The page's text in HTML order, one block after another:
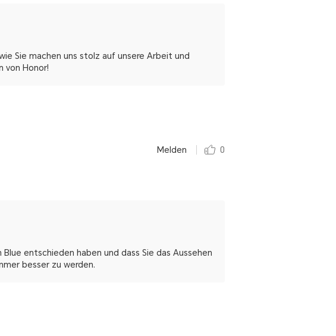
Sie machen uns stolz auf unsere Arbeit und
von Honor!
Melden 0
entschieden haben und dass Sie das Aussehen
besser zu werden.